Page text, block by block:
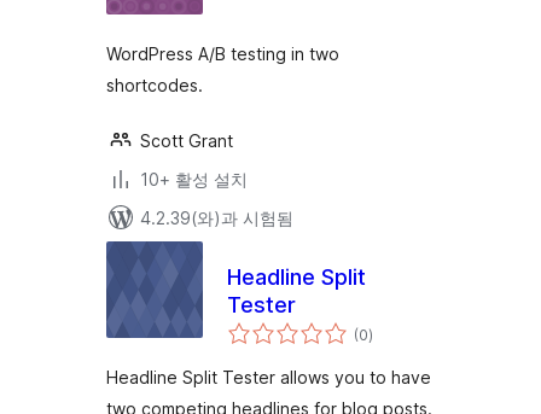
WordPress A/B testing in two
shortcodes.
Scott Grant
10+ 활성 설치
4.2.39(와)과 시험됨
Headline Split
Tester
(0전
체
점
)
Headline Split Tester allows you to have
two competing headlines for blog posts.